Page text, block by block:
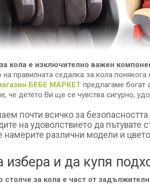
кола е изключително важен
на правилната седалка за кола
БЕБЕ МАРКЕТ предлагаме богат
че детето Ви ще се чувства сигурно,
почти всичко за
на удоволствието да
намерите различни модели и
избера и да купя
столче за кола е част от